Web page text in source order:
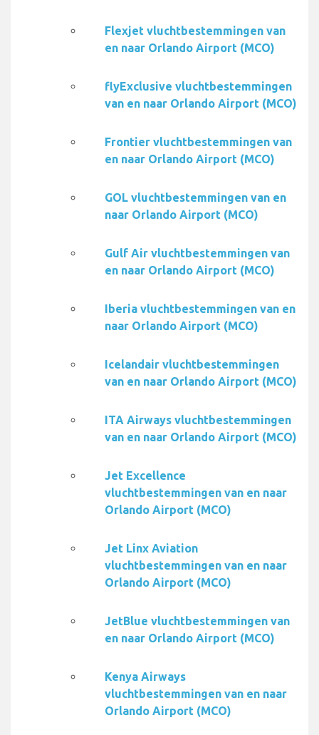
Flexjet vluchtbestemmingen van
en naar Orlando Airport (MCO)
flyExclusive vluchtbestemmingen
van en naar Orlando Airport (MCO)
Frontier vluchtbestemmingen van
en naar Orlando Airport (MCO)
GOL vluchtbestemmingen van en
naar Orlando Airport (MCO)
Gulf Air vluchtbestemmingen van
en naar Orlando Airport (MCO)
Iberia vluchtbestemmingen van en
naar Orlando Airport (MCO)
Icelandair vluchtbestemmingen
van en naar Orlando Airport (MCO)
ITA Airways vluchtbestemmingen
van en naar Orlando Airport (MCO)
Jet Excellence
vluchtbestemmingen van en naar
Orlando Airport (MCO)
Jet Linx Aviation
vluchtbestemmingen van en naar
Orlando Airport (MCO)
JetBlue vluchtbestemmingen van
en naar Orlando Airport (MCO)
Kenya Airways
vluchtbestemmingen van en naar
Orlando Airport (MCO)